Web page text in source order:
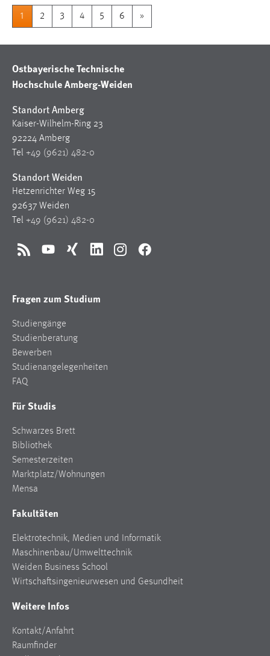
1 2 3 4 5 6 »
Ostbayerische Technische
Hochschule Amberg-Weiden
Standort Amberg
Kaiser-Wilhelm-Ring 23
92224 Amberg
Tel +49 (9621) 482-0
Standort Weiden
Hetzenrichter Weg 15
92637 Weiden
Tel +49 (9621) 482-0
RSS YouTubeXing LinkedInInstagramFacebook
Fragen zum Studium
Studiengänge
Studienberatung
Bewerben
Studienangelegenheiten
FAQ
Für Studis
Schwarzes Brett
Bibliothek
Semesterzeiten
Marktplatz/Wohnungen
Mensa
Fakultäten
Elektrotechnik, Medien und Informatik
Maschinenbau/Umwelttechnik
Weiden Business School
Wirtschaftsingenieurwesen und Gesundheit
Weitere Infos
Kontakt/Anfahrt
Raumfinder